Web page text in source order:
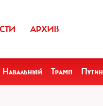
АРХИВ
Навальный Трамп Путин